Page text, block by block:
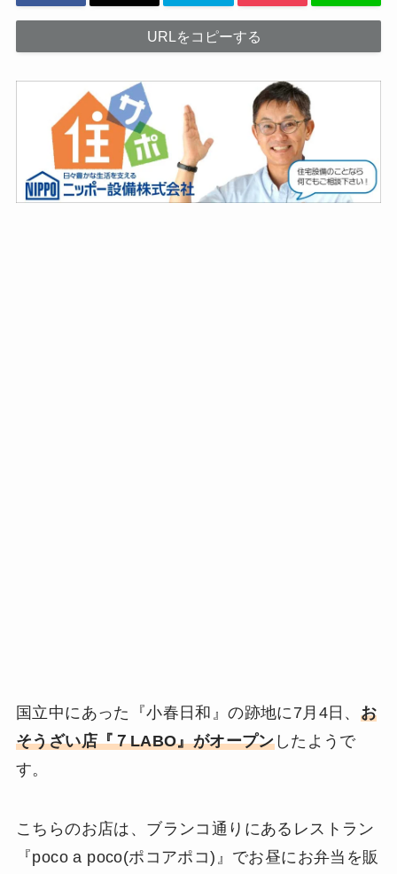
URLをコピーする
国立中にあった『小春日和』の跡地に7月4日、 お
そうざい店『７LABO』がオープンしたようで
す。
こちらのお店は、ブランコ通りにあるレストラン
『poco a poco(ポコアポコ)』でお昼にお弁当を販